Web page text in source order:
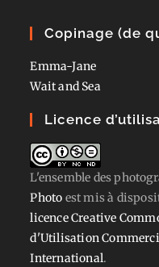
Copinage (de
Emma-Jane
Wait and Sea
Licence
L'ensemble des
Photo est mis à
licence Creative
d'Utilisation
International.